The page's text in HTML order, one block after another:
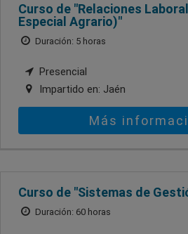
Curso de "Relaciones
Especial Agrario)"
Duración: 5 horas
Presencial
Impartido en: Jaén
Más
Curso de "Sistemas de
Duración: 60 horas